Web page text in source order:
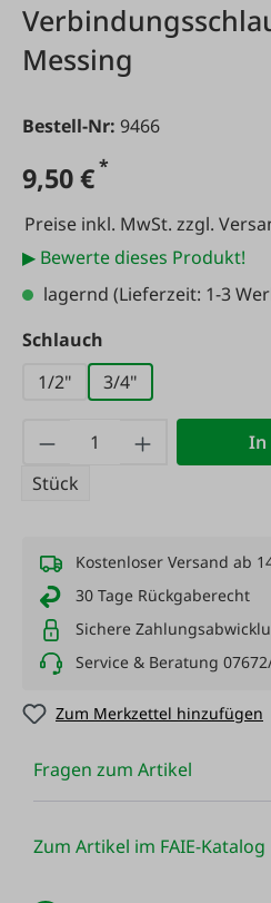
Messing
Bestell-Nr: 9466
9,50 €*
Preise inkl. MwSt. zzgl.
▶ Bewerte dieses Produkt!
lagernd (Lieferzeit: 1-3
Schlauch
1/2"
3/4"
Produkt Anzahl: Gib
Stück
In
Kostenloser Versand ab
30 Tage Rückgaberecht
Sichere
Service & Beratung
Zum Merkzettel hinzufügen
Fragen zum Artikel
Zum Artikel im FAIE-Katalog